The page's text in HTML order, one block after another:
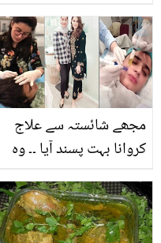
سالوں چھپائی رکھی؟
مجھے شائستہ سے علاج
کروانا بہت پسند آیا ۔۔ وہ
جنہوں نے چہرے کو
خوبصورت بنانے کے لئے